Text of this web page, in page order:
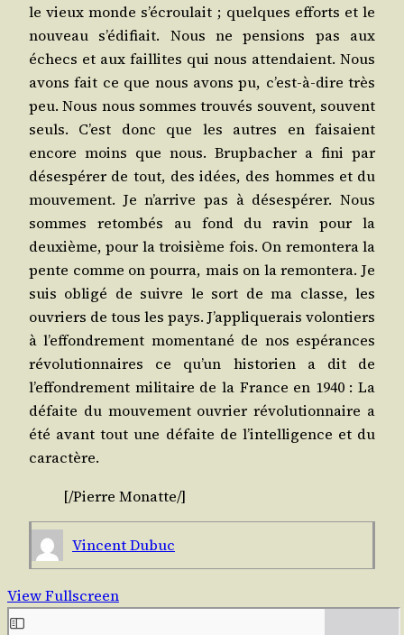
le vieux monde s’écroulait ; quelques efforts et le
nou­veau s’édifiait. Nous ne pen­sions pas aux
échecs et aux faillites qui nous atten­daient. Nous
avons fait ce que nous avons pu, c’est-à-dire très
peu. Nous nous sommes trou­vés sou­vent, sou­vent
seuls. C’est donc que les autres en fai­saient
encore moins que nous. Brup­ba­cher a fini par
déses­pé­rer de tout, des idées, des hommes et du
mou­ve­ment. Je n’arrive pas à déses­pé­rer. Nous
sommes retom­bés au fond du ravin pour la
deuxième, pour la troi­sième fois. On remon­te­ra la
pente comme on pour­ra, mais on la remon­te­ra. Je
suis obli­gé de suivre le sort de ma classe, les
ouvriers de tous les pays. J’appliquerais volon­tiers
à l’effondrement momen­ta­né de nos espé­rances
révo­lu­tion­naires ce qu’un his­to­rien a dit de
l’effondrement mili­taire de la France en 1940 : La
défaite du mou­ve­ment ouvrier révo­lu­tion­naire a
été avant tout une défaite de l’intelligence et du
caractère.
[/​Pierre Monatte/​]
Vincent Dubuc
View Fullscreen